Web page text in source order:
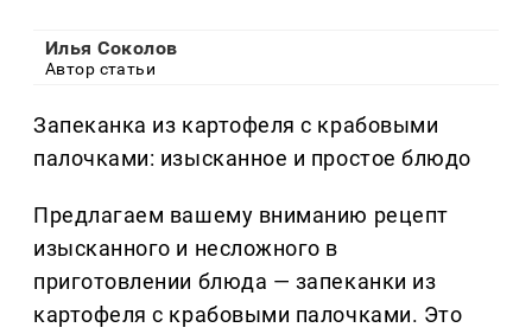
Илья Соколов
Автор статьи
Запеканка из картофеля с крабовыми
палочками: изысканное и простое блюдо
Предлагаем вашему вниманию рецепт
изысканного и несложного в
приготовлении блюда — запеканки из
картофеля с крабовыми палочками. Это